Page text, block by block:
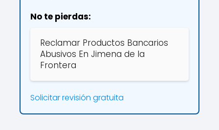
No te pierdas:
Reclamar Productos Bancarios
Abusivos En Jimena de la
Frontera
Solicitar revisión gratuita